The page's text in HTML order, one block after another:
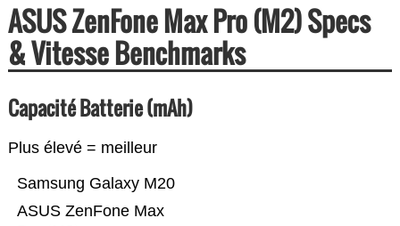
ASUS ZenFone Max Pro (M2) Specs
& Vitesse Benchmarks
Capacité Batterie (mAh)
Plus élevé = meilleur
ASUS ZenFone Max
Samsung Galaxy M20